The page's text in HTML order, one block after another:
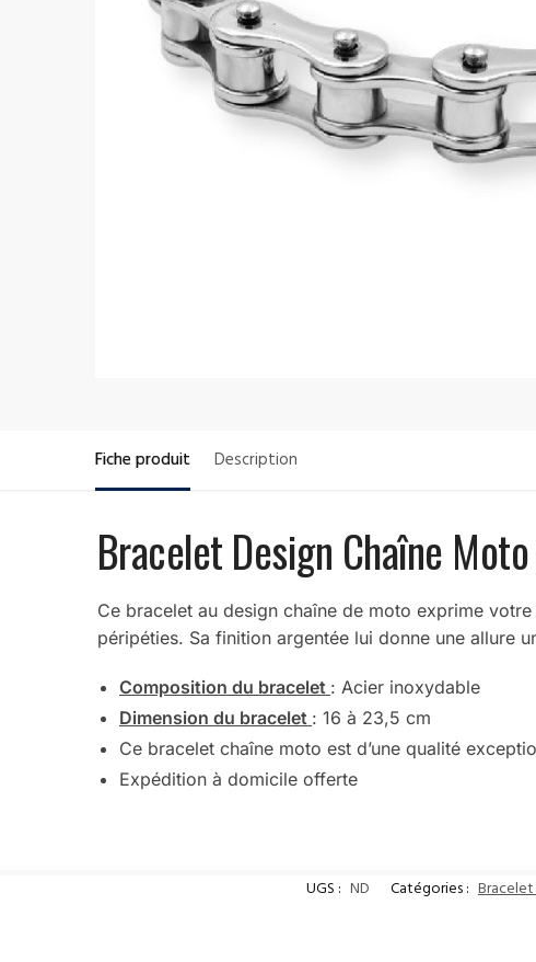
Fiche produit Description
Bracelet Design Chaîne
Ce bracelet au design chaîne de moto exprime
péripéties. Sa finition argentée lui donne une allure
Composition du bracelet : Acier inoxydable
Dimension du bracelet : 16 à 23,5 cm
Ce bracelet chaîne moto est d’une qualité
Expédition à domicile offerte
UGS : ND Catégories :